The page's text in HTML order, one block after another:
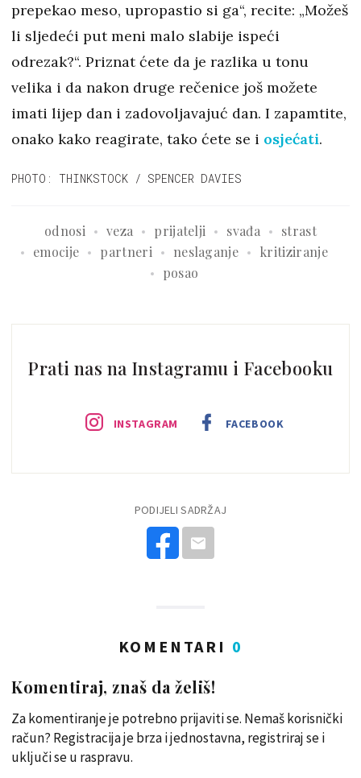
prepekao meso, upropastio si ga“, recite: „Možeš
li sljedeći put meni malo slabije ispeći
odrezak?“. Priznat ćete da je razlika u tonu
velika i da nakon druge rečenice još možete
imati lijep dan i zadovoljavajuć dan. I zapamtite,
onako kako reagirate, tako ćete se i osjećati.
PHOTO: THINKSTOCK / SPENCER DAVIES
odnosi veza prijatelji svađa
strast
emocije
partneri neslaganje
kritiziranje
posao
Prati nas na Instagramu i Facebooku
INSTAGRAM FACEBOOK
PODIJELI SADRŽAJ
KOMENTARI 0
Komentiraj, znaš da želiš!
Za komentiranje je potrebno prijaviti se. Nemaš korisnički
račun? Registracija je brza i jednostavna, registriraj se i
uključi se u raspravu.